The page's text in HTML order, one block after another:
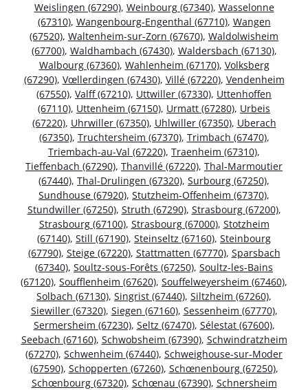
Weislingen (67290), Weinbourg (67340), Wasselonne
(67310), Wangenbourg-Engenthal (67710), Wangen
(67520), Waltenheim-sur-Zorn (67670), Waldolwisheim
(67700), Waldhambach (67430), Waldersbach (67130),
Walbourg (67360), Wahlenheim (67170), Volksberg
(67290), Vœllerdingen (67430), Villé (67220), Vendenheim
(67550), Valff (67210), Uttwiller (67330), Uttenhoffen
(67110), Uttenheim (67150), Urmatt (67280), Urbeis
(67220), Uhrwiller (67350), Uhlwiller (67350), Uberach
(67350), Truchtersheim (67370), Trimbach (67470),
Triembach-au-Val (67220), Traenheim (67310),
Tieffenbach (67290), Thanvillé (67220), Thal-Marmoutier
(67440), Thal-Drulingen (67320), Surbourg (67250),
Sundhouse (67920), Stutzheim-Offenheim (67370),
Stundwiller (67250), Struth (67290), Strasbourg (67200),
Strasbourg (67100), Strasbourg (67000), Stotzheim
(67140), Still (67190), Steinseltz (67160), Steinbourg
(67790), Steige (67220), Stattmatten (67770), Sparsbach
(67340), Soultz-sous-Forêts (67250), Soultz-les-Bains
(67120), Soufflenheim (67620), Souffelweyersheim (67460),
Solbach (67130), Singrist (67440), Siltzheim (67260),
Siewiller (67320), Siegen (67160), Sessenheim (67770),
Sermersheim (67230), Seltz (67470), Sélestat (67600),
Seebach (67160), Schwobsheim (67390), Schwindratzheim
(67270), Schwenheim (67440), Schweighouse-sur-Moder
(67590), Schopperten (67260), Schœnenbourg (67250),
Schœnbourg (67320), Schœnau (67390), Schnersheim